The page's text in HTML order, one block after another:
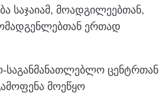
საჯაიამ, მოადგილეებთან,
ერთად
საგანმანათლებლო ცენტრთან
მოეწყო